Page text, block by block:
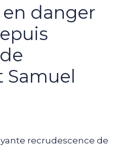
danger
Samuel
recrudescence de